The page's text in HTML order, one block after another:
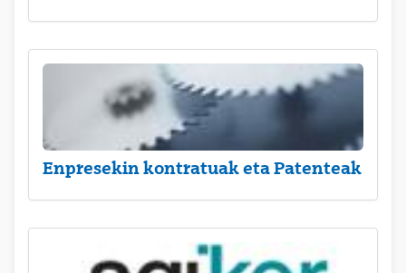
Enpresekin kontratuak eta Patenteak